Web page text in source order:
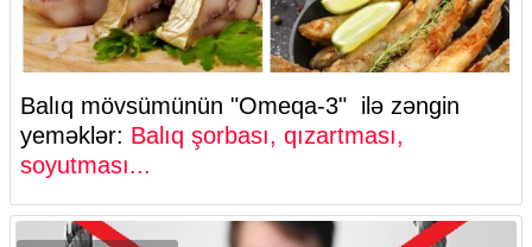
Balıq mövsümünün "Omeqa-3" ilə zəngin
yeməklər: Balıq şorbası, qızartması,
soyutması...